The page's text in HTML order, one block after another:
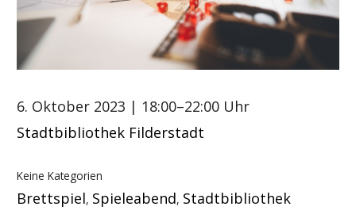
6. Oktober 2023 | 18:00–22:00 Uhr
Stadtbibliothek Filderstadt
Keine Kategorien
Brettspiel, Spieleabend, Stadtbibliothek